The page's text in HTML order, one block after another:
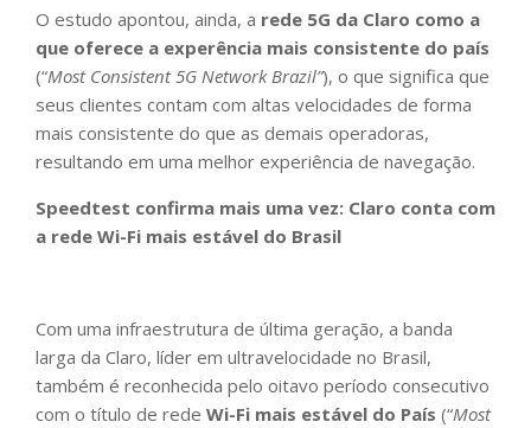
O estudo apontou, ainda, a rede 5G da Claro como a
que oferece a experência mais consistente do país
(“Most Consistent 5G Network Brazil”), o que significa que
seus clientes contam com altas velocidades de forma
mais consistente do que as demais operadoras,
resultando em uma melhor experiência de navegação.
Speedtest confirma mais uma vez: Claro conta com
a rede Wi-Fi mais estável do Brasil
Com uma infraestrutura de última geração, a banda
larga da Claro, líder em ultravelocidade no Brasil,
também é reconhecida pelo oitavo período consecutivo
com o título de rede Wi-Fi mais estável do País (“Most